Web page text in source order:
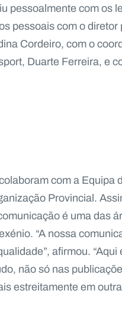
pessoalmente com os
pessoais com o
Cordeiro, com o
Duarte Ferreira, e
com a Equipa
Provincial.
é uma das
“A nossa
afirmou.
não só nas
estreitamente em